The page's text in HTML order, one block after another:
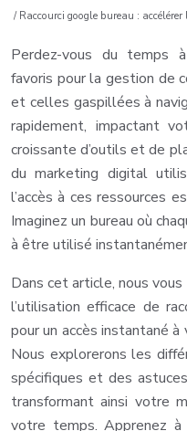
/ Raccourci google bureau :
Perdez-vous du temps
favoris pour la gestion de
et celles gaspillées à
rapidement, impactant
croissante d’outils et de
du marketing digital
l’accès à ces ressources
Imaginez un bureau où
à être utilisé
Dans cet article, nous
l’utilisation efficace de
pour un accès instantané
Nous explorerons les
spécifiques et des
transformant ainsi votre
votre temps. Apprenez à